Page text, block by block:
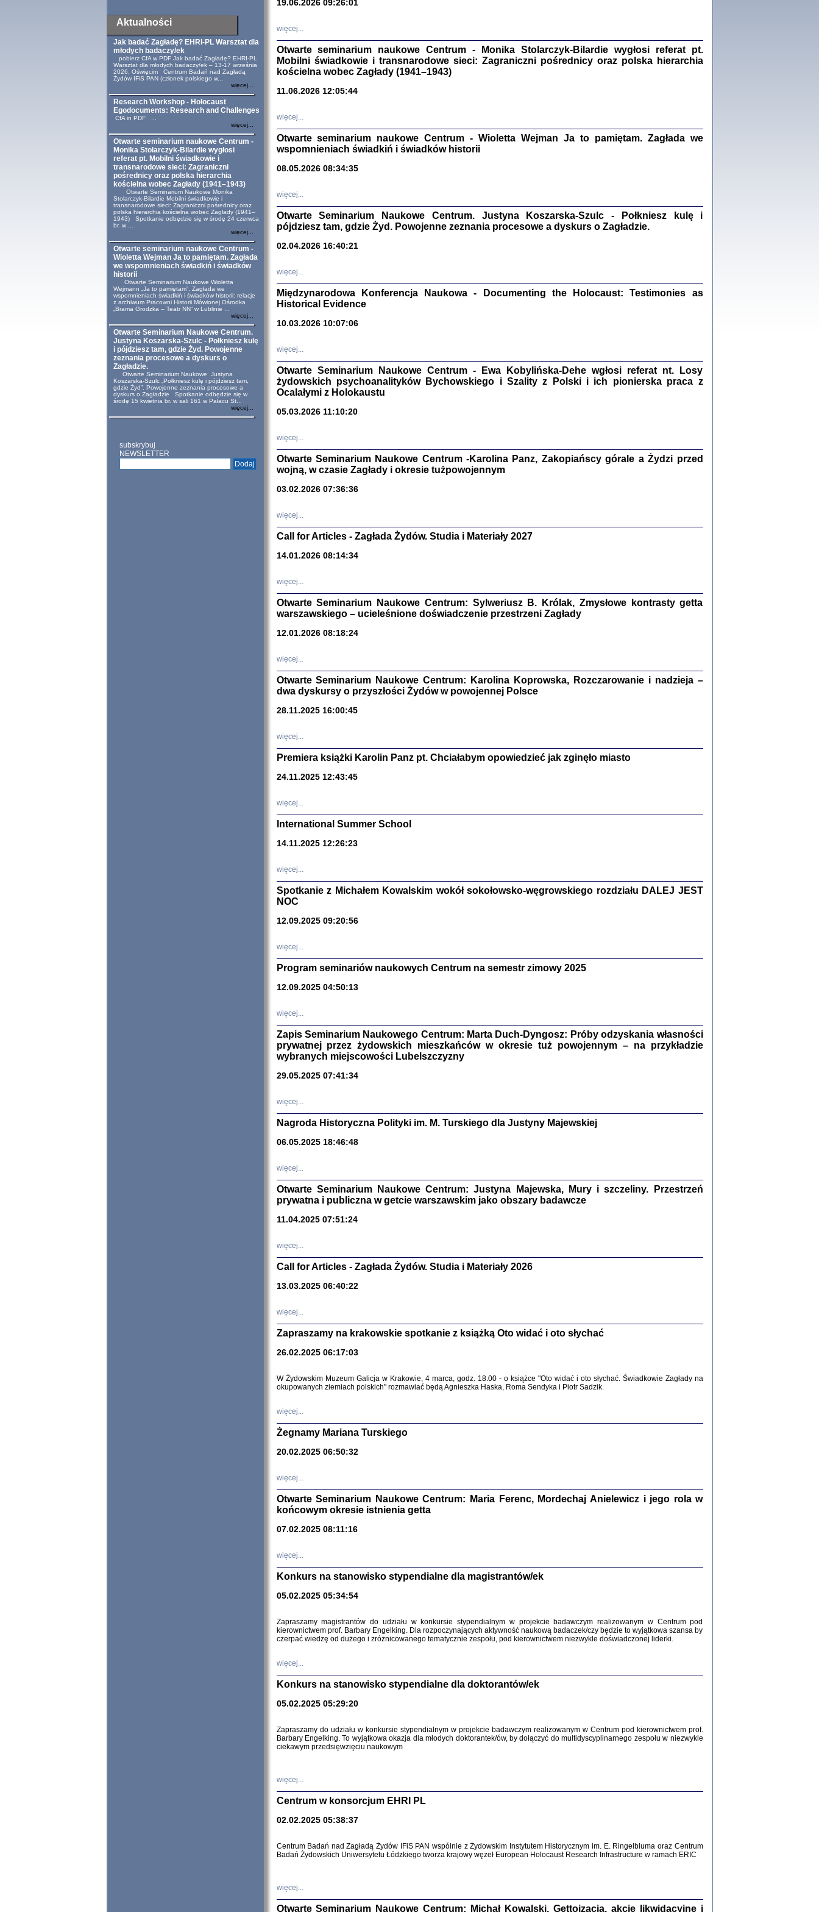
Aktualności
Jak badać Zagładę? EHRI-PL Warsztat dla
młodych badaczy/ek
pobierz CfA w PDF Jak badać Zagładę? EHRI-PL
Warsztat dla młodych badaczy/ek – 13-17 września
2026, Oświęcim Centrum Badań nad Zagładą
Żydów IFiS PAN (członek polskiego w...
więcej...
Research Workshop - Holocaust
Egodocuments: Research and Challenges
CfA in PDF ...
więcej...
Otwarte seminarium naukowe Centrum -
Monika Stolarczyk-Bilardie wygłosi
referat pt. Mobilni świadkowie i
transnarodowe sieci: Zagraniczni
pośrednicy oraz polska hierarchia
kościelna wobec Zagłady (1941–1943)
Otwarte Seminarium Naukowe Monika
Stolarczyk-Bilardie Mobilni świadkowie i
transnarodowe sieci: Zagraniczni pośrednicy oraz
polska hierarchia kościelna wobec Zagłady (1941–
1943) Spotkanie odbędzie się w środę 24 czerwca
br. w ...
więcej...
Otwarte seminarium naukowe Centrum -
Wioletta Wejman Ja to pamiętam. Zagłada
we wspomnieniach świadkiń i świadków
historii
Otwarte Seminarium Naukowe Wioletta
Wejmann „Ja to pamiętam”. Zagłada we
wspomnieniach świadkiń i świadków historii: relacje
z archiwum Pracowni Historii Mówionej Ośrodka
„Brama Grodzka – Teatr NN” w Lublinie ...
więcej...
Otwarte Seminarium Naukowe Centrum.
Justyna Koszarska-Szulc - Połkniesz kulę
i pójdziesz tam, gdzie Żyd. Powojenne
zeznania procesowe a dyskurs o
Zagładzie.
Otwarte Seminarium Naukowe Justyna
Koszarska-Szulc „Połkniesz kulę i pójdziesz tam,
gdzie Żyd”. Powojenne zeznania procesowe a
dyskurs o Zagładzie Spotkanie odbędzie się w
środę 15 kwietnia br. w sali 161 w Pałacu St...
więcej...
subskrybuj
NEWSLETTER
oprac. Aleksandra Bańkowska
Warszawa 2022
oprac. Aleksandra Bańkowska, wstęp Jacek Leociak
Warszawa 2021
Studia i Materiały
nr 17, R. 2021
NIE WIEMY CO PRZYNIESIE NAM KOLEJNA GODZINA ...
Dziennik pisany w ukryciu w latach 1943-1944
Zagłada Żydów.
Sewek Okonowski, oprac. Marta Janczewska
PISZĄCY TE SŁOWA JEST PRACOWNIKIEM
GETTOWEJ INSTYTUCJI ...
'z Dziennika' i inne pisma z łódzkiego getta
Józef Zelkowicz, tłum. z jidysz, oprac. i wstęp. Monika Polit
CZYTAJĄC GAZETĘ NIEMIECKĄ ...
Warszawa 2019
red. i wstęp Barbara Engelking, Jan Grabowski
Stanisław Adler, oprac. i wstępem opatrzyłaMarta Janczewska
Warszawa 2018
Warszawa 2017
Pisma Kopla i Mirki Piżyców o życiu w getcie i okupowanej
Warszawie
Warszawa 2016
SZCZĘŚCIE JEST POSIADAĆ DOM POD ZIEMIĄ ...
19.06.2026 09:26:01
więcej...
Otwarte seminarium naukowe Centrum - Monika Stolarczyk-Bilardie wygłosi referat pt.
Mobilni świadkowie i transnarodowe sieci: Zagraniczni pośrednicy oraz polska hierarchia
kościelna wobec Zagłady (1941–1943)
11.06.2026 12:05:44
więcej...
Otwarte seminarium naukowe Centrum - Wioletta Wejman Ja to pamiętam. Zagłada we
wspomnieniach świadkiń i świadków historii
08.05.2026 08:34:35
więcej...
Otwarte Seminarium Naukowe Centrum. Justyna Koszarska-Szulc - Połkniesz kulę i
pójdziesz tam, gdzie Żyd. Powojenne zeznania procesowe a dyskurs o Zagładzie.
02.04.2026 16:40:21
więcej...
Międzynarodowa Konferencja Naukowa - Documenting the Holocaust: Testimonies as
Historical Evidence
10.03.2026 10:07:06
więcej...
Otwarte Seminarium Naukowe Centrum - Ewa Kobylińska-Dehe wgłosi referat nt. Losy
żydowskich psychoanalityków Bychowskiego i Szality z Polski i ich pionierska praca z
Ocalałymi z Holokaustu
05.03.2026 11:10:20
więcej...
Otwarte Seminarium Naukowe Centrum -Karolina Panz, Zakopiańscy górale a Żydzi przed
wojną, w czasie Zagłady i okresie tużpowojennym
03.02.2026 07:36:36
więcej...
Call for Articles - Zagłada Żydów. Studia i Materiały 2027
14.01.2026 08:14:34
więcej...
Otwarte Seminarium Naukowe Centrum: Sylweriusz B. Królak, Zmysłowe kontrasty getta
warszawskiego – ucieleśnione doświadczenie przestrzeni Zagłady
12.01.2026 08:18:24
więcej...
Otwarte Seminarium Naukowe Centrum: Karolina Koprowska, Rozczarowanie i nadzieja –
dwa dyskursy o przyszłości Żydów w powojennej Polsce
28.11.2025 16:00:45
więcej...
Premiera książki Karolin Panz pt. Chciałabym opowiedzieć jak zginęło miasto
24.11.2025 12:43:45
więcej...
International Summer School
14.11.2025 12:26:23
więcej...
Spotkanie z Michałem Kowalskim wokół sokołowsko-węgrowskiego rozdziału DALEJ JEST
NOC
12.09.2025 09:20:56
więcej...
Program seminariów naukowych Centrum na semestr zimowy 2025
12.09.2025 04:50:13
więcej...
Zapis Seminarium Naukowego Centrum: Marta Duch-Dyngosz: Próby odzyskania własności
prywatnej przez żydowskich mieszkańców w okresie tuż powojennym – na przykładzie
wybranych miejscowości Lubelszczyzny
29.05.2025 07:41:34
więcej...
Nagroda Historyczna Polityki im. M. Turskiego dla Justyny Majewskiej
06.05.2025 18:46:48
więcej...
Otwarte Seminarium Naukowe Centrum: Justyna Majewska, Mury i szczeliny. Przestrzeń
prywatna i publiczna w getcie warszawskim jako obszary badawcze
11.04.2025 07:51:24
więcej...
Call for Articles - Zagłada Żydów. Studia i Materiały 2026
13.03.2025 06:40:22
więcej...
Zapraszamy na krakowskie spotkanie z książką Oto widać i oto słychać
26.02.2025 06:17:03
W Żydowskim Muzeum Galicja w Krakowie, 4 marca, godz. 18.00 - o książce "Oto widać i oto słychać. Świadkowie Zagłady na
okupowanych ziemiach polskich" rozmawiać będą Agnieszka Haska, Roma Sendyka i Piotr Sadzik.
więcej...
Żegnamy Mariana Turskiego
20.02.2025 06:50:32
więcej...
Otwarte Seminarium Naukowe Centrum: Maria Ferenc, Mordechaj Anielewicz i jego rola w
końcowym okresie istnienia getta
07.02.2025 08:11:16
więcej...
Konkurs na stanowisko stypendialne dla magistrantów/ek
05.02.2025 05:34:54
Zapraszamy magistrantów do udziału w konkursie stypendialnym w projekcie badawczym realizowanym w Centrum pod
kierownictwem prof. Barbary Engelking. Dla rozpoczynających aktywność naukową badaczek/czy będzie to wyjątkowa szansa by
czerpać wiedzę od dużego i zróżnicowanego tematycznie zespołu, pod kierownictwem niezwykle doświadczonej liderki.
więcej...
Konkurs na stanowisko stypendialne dla doktorantów/ek
05.02.2025 05:29:20
Zapraszamy do udziału w konkursie stypendialnym w projekcie badawczym realizowanym w Centrum pod kierownictwem prof.
Barbary Engelking. To wyjątkowa okazja dla młodych doktorantek/ów, by dołączyć do multidyscyplinarnego zespołu w niezwykle
ciekawym przedsięwzięciu naukowym
więcej...
Centrum w konsorcjum EHRI PL
02.02.2025 05:38:37
Centrum Badań nad Zagładą Żydów IFiS PAN wspólnie z Żydowskim Instytutem Historycznym im. E. Ringelbluma oraz Centrum
Badań Żydowskich Uniwersytetu Łódzkiego tworza krajowy węzeł European Holocaust Research Infrastructure w ramach ERIC
więcej...
Otwarte Seminarium Naukowe Centrum: Michał Kowalski, Gettoizacja, akcje likwidacyjne i